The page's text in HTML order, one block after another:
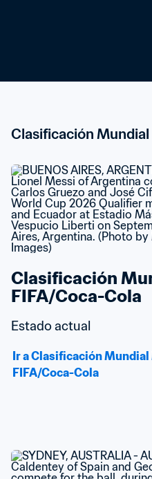
Clasificación Mundial
Clasificación
FIFA/Coca-Cola
Estado actual
Ir a Clasificación
FIFA/Coca-Cola